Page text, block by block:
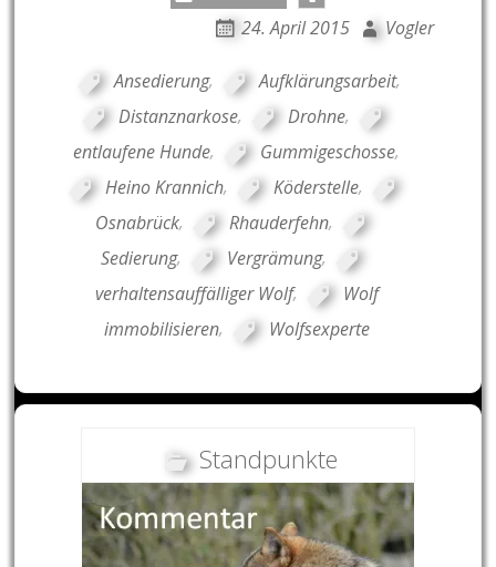
24. April 2015 Vogler
Ansedierung, Aufklärungsarbeit,
Distanznarkose, Drohne,
entlaufene Hunde, Gummigeschosse,
Heino Krannich, Köderstelle,
Osnabrück, Rhauderfehn,
Sedierung, Vergrämung,
verhaltensauffälliger Wolf,
Wolf
immobilisieren, Wolfsexperte
Standpunkte